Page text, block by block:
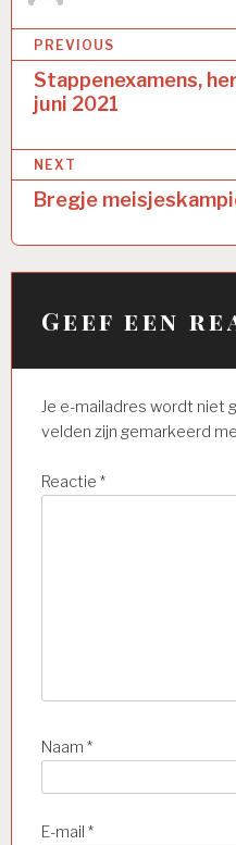
Bericht
navigatie
PREVIOUS
Stappenexamens,
juni 2021
NEXT
Bregje
Geef een
Je e-mailadres wordt niet
velden zijn gemarkeerd
Reactie *
Naam *
E-mail *